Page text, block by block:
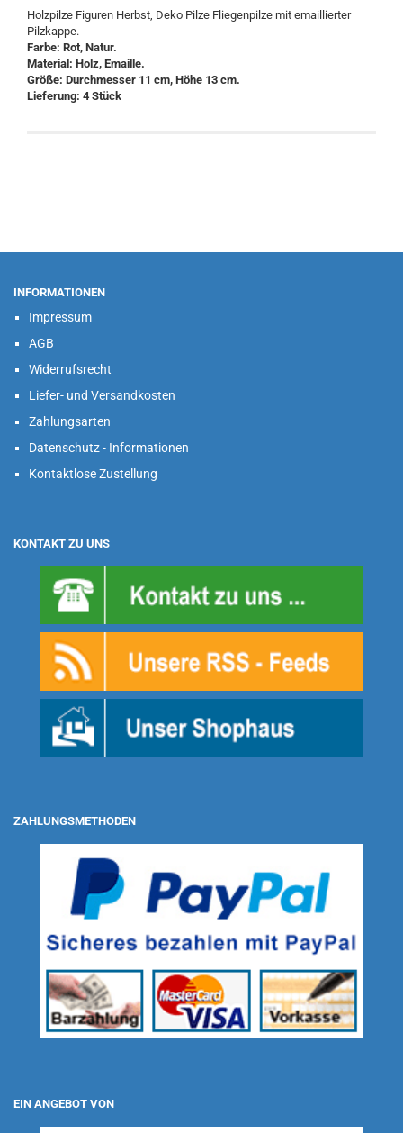
Holzpilze Figuren Herbst, Deko Pilze Fliegenpilze mit emaillierter
Pilzkappe.
Farbe: Rot, Natur.
Material: Holz, Emaille.
Größe: Durchmesser 11 cm, Höhe 13 cm.
Lieferung: 4 Stück
INFORMATIONEN
Impressum
AGB
Widerrufsrecht
Liefer- und Versandkosten
Zahlungsarten
Datenschutz - Informationen
Kontaktlose Zustellung
KONTAKT ZU UNS
ZAHLUNGSMETHODEN
EIN ANGEBOT VON